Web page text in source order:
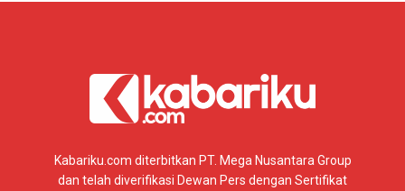
Kabariku.com diterbitkan PT. Mega Nusantara Group
dan telah diverifikasi Dewan Pers dengan Sertifikat